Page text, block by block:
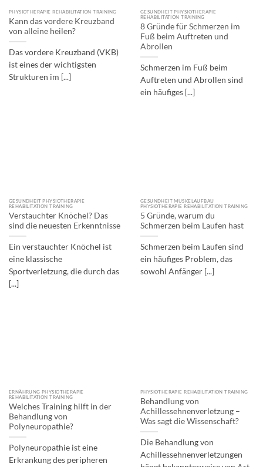
PHYSIOTHERAPIE REHABILITATION TRAINING
Kann das vordere Kreuzband
von alleine heilen?
Das vordere Kreuzband (VKB)
ist eines der wichtigsten
Strukturen im [...]
GESUNDHEIT PHYSIOTHERAPIE
REHABILITATION TRAINING
8 Gründe für Schmerzen im
Fuß beim Auftreten und
Abrollen
Schmerzen im Fuß beim
Auftreten und Abrollen sind
ein häufiges [...]
GESUNDHEIT PHYSIOTHERAPIE
REHABILITATION TRAINING
Verstauchter Knöchel? Das
sind die neuesten Erkenntnisse
Ein verstauchter Knöchel ist
eine klassische
Sportverletzung, die durch das
[...]
GESUNDHEIT MUSKELAUFBAU
PHYSIOTHERAPIE REHABILITATION TRAINING
5 Gründe, warum du
Schmerzen beim Laufen hast
Schmerzen beim Laufen sind
ein häufiges Problem, das
sowohl Anfänger [...]
ERNÄHRUNG PHYSIOTHERAPIE
REHABILITATION TRAINING
Welches Training hilft in der
Behandlung von
Polyneuropathie?
Polyneuropathie ist eine
Erkrankung des peripheren
PHYSIOTHERAPIE REHABILITATION TRAINING
Behandlung von
Achillessehnenverletzung –
Was sagt die Wissenschaft?
Die Behandlung von
Achillessehnenverletzungen